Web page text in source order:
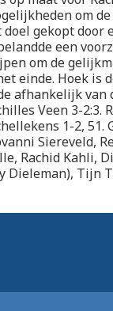
om
gekopt door
een
om de
einde. Hoek is
afhankelijk
Veen 3-2:3.
1-2,
Siereveld,
Rachid Kahli,
Dieleman), Tijn